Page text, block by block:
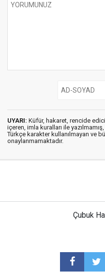
UYARI: Küfür, hakaret, rencide
içeren, imla kuralları ile yazılmamış,
Türkçe karakter kullanılmayan ve
onaylanmamaktadır.
Çubuk